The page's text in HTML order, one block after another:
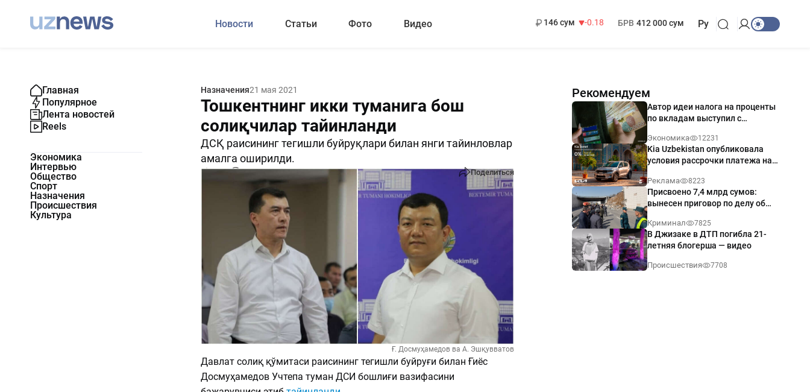
Новости Статьи Фото Видео
146 сум
-0.18
БРВ 412 000 сум Ру
Главная
Популярное
Лента новостей
Reels
Экономика
Интервью
Общество
Спорт
Назначения
Происшествия
Культура
Назначения21 мая 2021
Тошкентнинг икки туманига бош
солиқчилар тайинланди
ДСҚ раисининг тегишли буйруқлари билан янги тайинловлар
амалга оширилди.
2423 0 Поделиться
Ғ. Досмуҳамедов ва А. Эшқувватов
Давлат солиқ қўмитаси раисининг тегишли буйруғи билан Ғиёс
Досмуҳамедов Учтепа туман ДСИ бошлиғи вазифасини
Рекомендуем
Автор идеи налога на проценты
по вкладам выступил с
Экономика 12231
Kia Uzbekistan опубликовала
условия рассрочки платежа на
годовых
Реклама 8223
Присвоено 7,4 млрд сумов:
вынесен приговор по делу об
Ташкенте
Криминал 7825
В Джизаке в ДТП погибла 21-
летняя блогерша — видео
Происшествия 7708